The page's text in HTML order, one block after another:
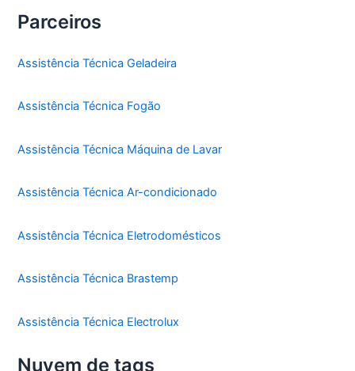
Parceiros
Assistência Técnica Geladeira
Assistência Técnica Fogão
Assistência Técnica Máquina de Lavar
Assistência Técnica Ar-condicionado
Assistência Técnica Eletrodomésticos
Assistência Técnica Brastemp
Assistência Técnica Electrolux
Nuvem de tags